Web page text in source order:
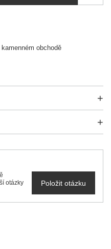
obchodě
otázky
Položit otázku